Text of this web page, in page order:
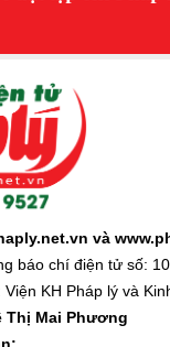
và
báo chí điện tử số:
KH Pháp lý và
Thị Mai Phương